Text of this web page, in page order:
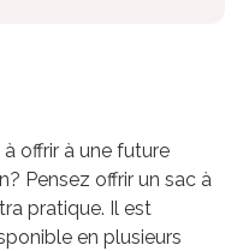
offrir à une future
Pensez offrir un sac à
pratique. Il est
en plusieurs